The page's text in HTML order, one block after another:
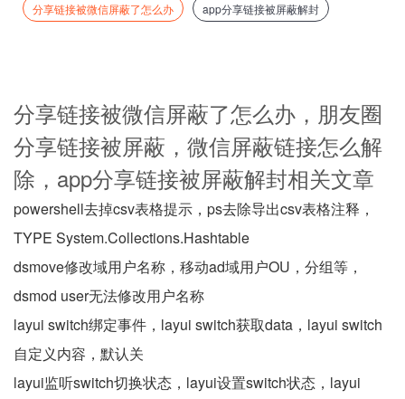
分享链接被微信屏蔽了怎么办
app分享链接被屏蔽解封
分享链接被微信屏蔽了怎么办，朋友圈
分享链接被屏蔽，微信屏蔽链接怎么解
除，app分享链接被屏蔽解封相关文章
powershell去掉csv表格提示，ps去除导出csv表格注释，
TYPE System.Collections.Hashtable
dsmove修改域用户名称，移动ad域用户OU，分组等，
dsmod user无法修改用户名称
layui switch绑定事件，layui switch获取data，layui switch
自定义内容，默认关
layui监听switch切换状态，layui设置switch状态，layui